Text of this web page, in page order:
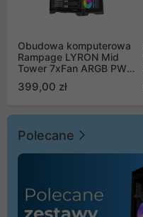
Obudowa komputerowa
Rampage LYRON Mid
Tower 7xFan ARGB PWM
399,00 zł
Polecane